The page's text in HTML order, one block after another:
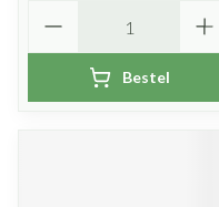
Bestel